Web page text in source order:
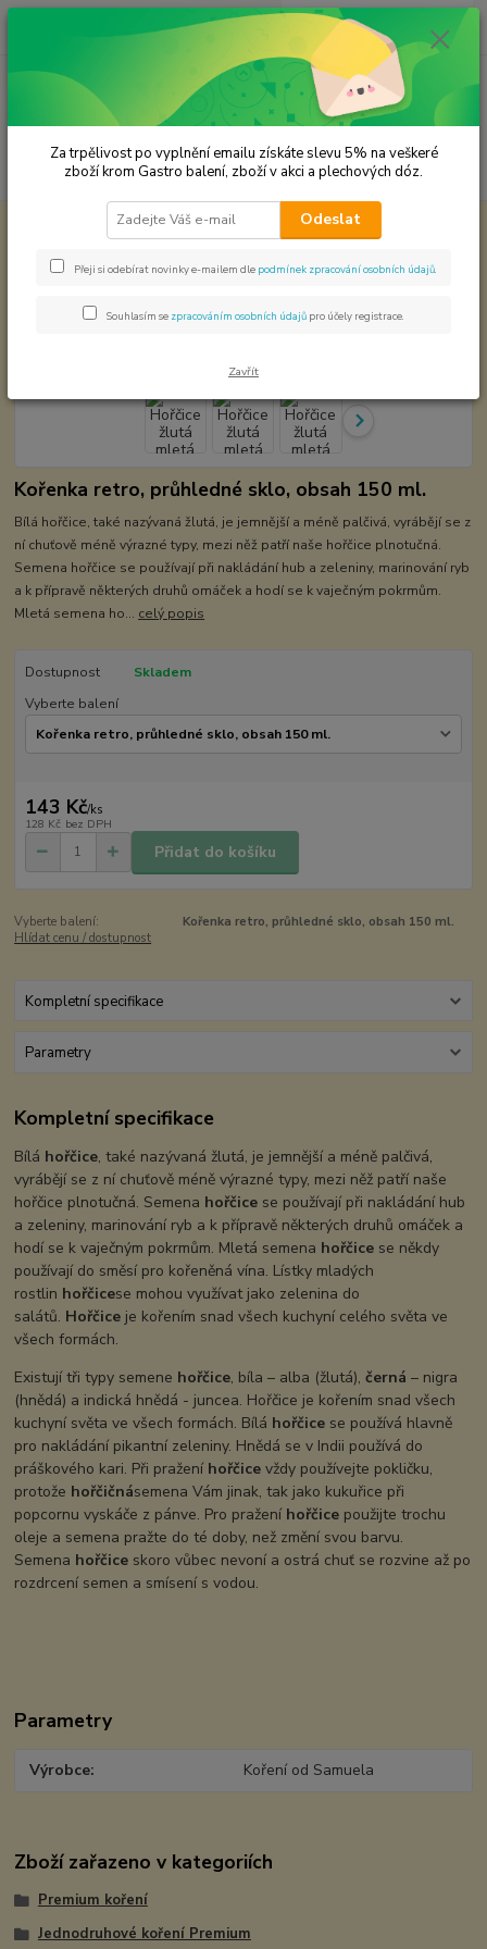
Menu
Hledat
ks
za 0,00 Kč
Premium koření Hořčice žlutá mletá Prémiová kvalita
Hořčice žlutá mletá Prémiová
kvalita
Kořenka retro, průhledné sklo, obsah 150 ml.
Bílá hořčice, také nazývaná žlutá, je jemnější a méně palčivá, vyrábějí se z
ní chuťově méně výrazné typy, mezi něž patří naše hořčice plnotučná.
Semena hořčice se používají při nakládání hub a zeleniny, marinování ryb
a k přípravě některých druhů omáček a hodí se k vaječným pokrmům.
Mletá semena ho... celý popis
Dostupnost
Skladem
Vyberte balení
143 Kč/ks
128 Kč bez DPH
Přidat do košíku
Vyberte balení:
Kořenka retro, průhledné sklo, obsah 150 ml.
Hlídat cenu / dostupnost
Kompletní specifikace
Parametry
Kompletní specifikace
Bílá hořčice, také nazývaná žlutá, je jemnější a méně palčivá,
vyrábějí se z ní chuťově méně výrazné typy, mezi něž patří naše
hořčice plnotučná. Semena hořčice se používají při nakládání hub
a zeleniny, marinování ryb a k přípravě některých druhů omáček a
hodí se k vaječným pokrmům. Mletá semena hořčice se někdy
používají do směsí pro kořeněná vína. Lístky mladých
rostlin hořčicese mohou využívat jako zelenina do
salátů. Hořčice je kořením snad všech kuchyní celého světa ve
všech formách.
Existují tři typy semene hořčice, bíla – alba (žlutá),černá – nigra
(hnědá) a indická hnědá - juncea. Hořčice je kořením snad všech
kuchyní světa ve všech formách. Bílá hořčice se používá hlavně
pro nakládání pikantní zeleniny. Hnědá se v Indii používá do
práškového kari. Při pražení hořčice vždy používejte pokličku,
protože hořčičnásemena Vám jinak, tak jako kukuřice při
popcornu vyskáče z pánve. Pro pražení hořčice použijte trochu
oleje a semena pražte do té doby, než změní svou barvu.
Semena hořčice skoro vůbec nevoní a ostrá chuť se rozvine až po
rozdrcení semen a smísení s vodou.
Parametry
Výrobce Koření od Samuela
Zboží zařazeno v kategoriích
Premium koření
Jednodruhové koření Premium
Za trpělivost po vyplnění emailu získáte slevu 5% na veškeré
zboží krom Gastro balení, zboží v akci a plechových dóz.
Odeslat
Přeji si odebírat novinky e-mailem dle podmínek zpracování osobních údajů
Souhlasím se zpracováním osobních údajů pro účely registrace.
Zavřít